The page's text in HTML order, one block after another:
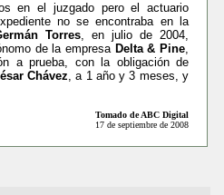
en el juzgado pero el actuario
no se encontraba en la
Torres, en julio de 2004,
de la empresa Delta & Pine,
a prueba, con la obligación de
Chávez, a 1 año y 3 meses, y
Tomado de ABC Digital
17 de septiembre de 2008